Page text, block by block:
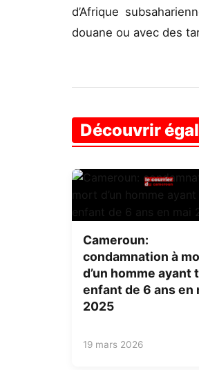
d’Afrique
douane ou avec des
Découvrir
Cameroun:
condamnation à
d’un homme ayant
enfant de 6 ans en
2025
19 mars 2026